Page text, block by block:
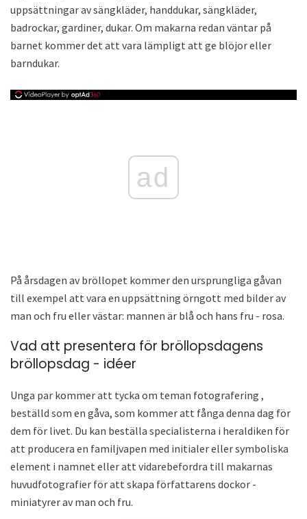
uppsättningar av sängkläder, handdukar, sängkläder,
badrockar, gardiner, dukar. Om makarna redan väntar på
barnet kommer det att vara lämpligt att ge blöjor eller
barndukar.
ad
På årsdagen av bröllopet kommer den ursprungliga gåvan
till exempel att vara en uppsättning örngott med bilder av
man och fru eller västar: mannen är blå och hans fru - rosa.
Vad att presentera för bröllopsdagens
bröllopsdag - idéer
Unga par kommer att tycka om teman fotografering ,
beställd som en gåva, som kommer att fånga denna dag för
dem för livet. Du kan beställa specialisterna i heraldiken för
att producera en familjvapen med initialer eller symboliska
element i namnet eller att vidarebefordra till makarnas
huvudfotografier för att skapa författarens dockor -
miniatyrer av man och fru.